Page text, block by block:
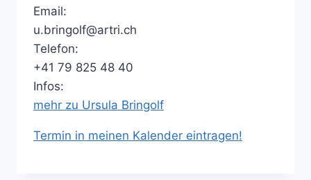
Email:
u.bringolf@artri.ch
Telefon:
+41 79 825 48 40
Infos:
mehr zu Ursula Bringolf
Termin in meinen Kalender eintragen!